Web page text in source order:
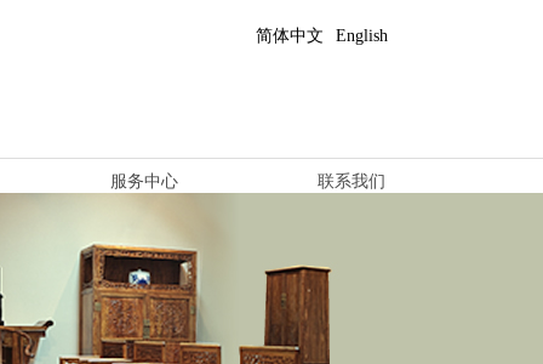
简体中文 English
服务中心 联系我们